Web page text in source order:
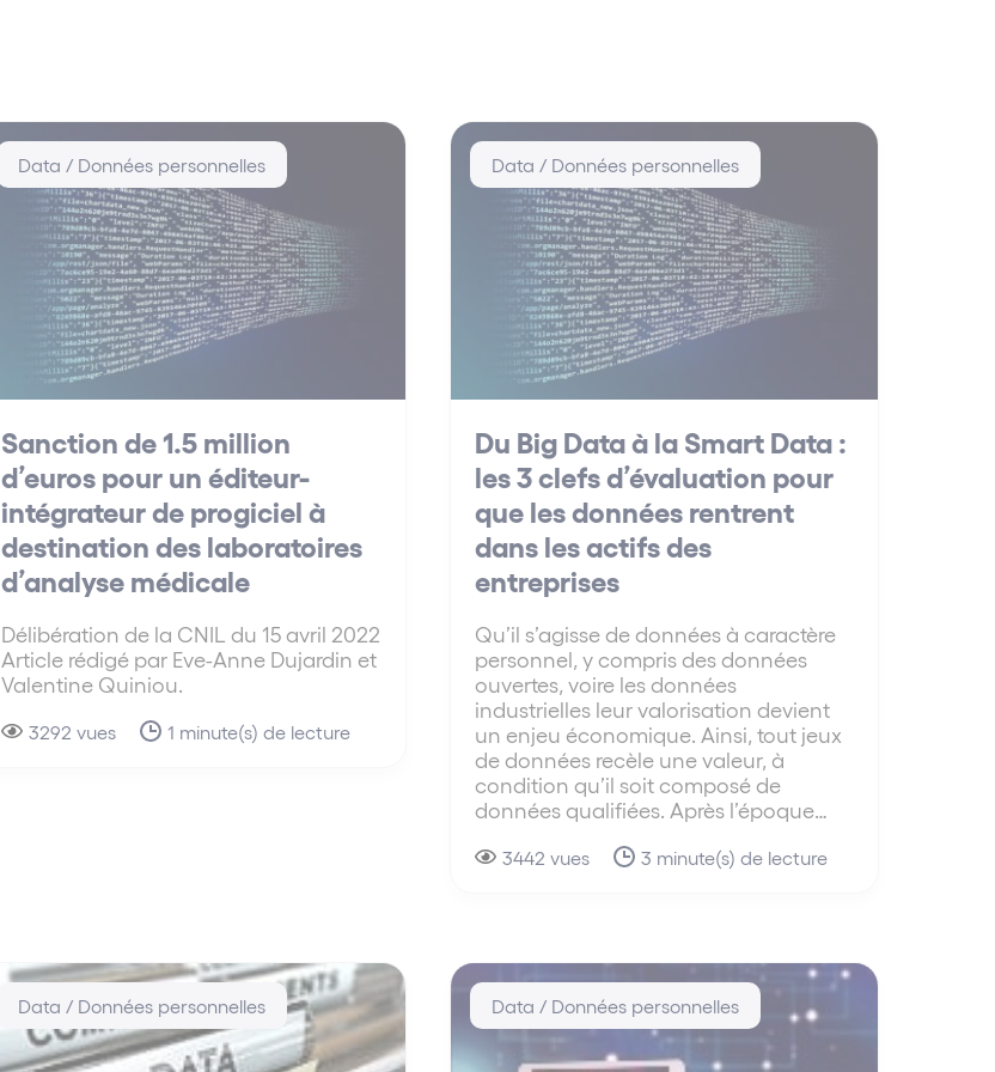
Data / Données personnelles
Sanction de 1.5 million
d’euros pour un éditeur-
intégrateur de progiciel à
destination des laboratoires
d’analyse médicale
Délibération de la CNIL du 15 avril 2022
Article rédigé par Eve-Anne Dujardin et
Valentine Quiniou.
3292 vues 1 minute(s) de lecture
Data / Données personnelles
Du Big Data à la Smart Data :
les 3 clefs d’évaluation pour
que les données rentrent
dans les actifs des
entreprises
Qu’il s’agisse de données à caractère
personnel, y compris des données
ouvertes, voire les données
industrielles leur valorisation devient
un enjeu économique. Ainsi, tout jeux
de données recèle une valeur, à
condition qu’il soit composé de
données qualifiées. Après l’époque…
3442 vues 3 minute(s) de lecture
Data / Données personnelles Data / Données personnelles